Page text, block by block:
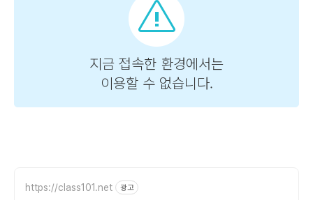
https://class101.net 광고